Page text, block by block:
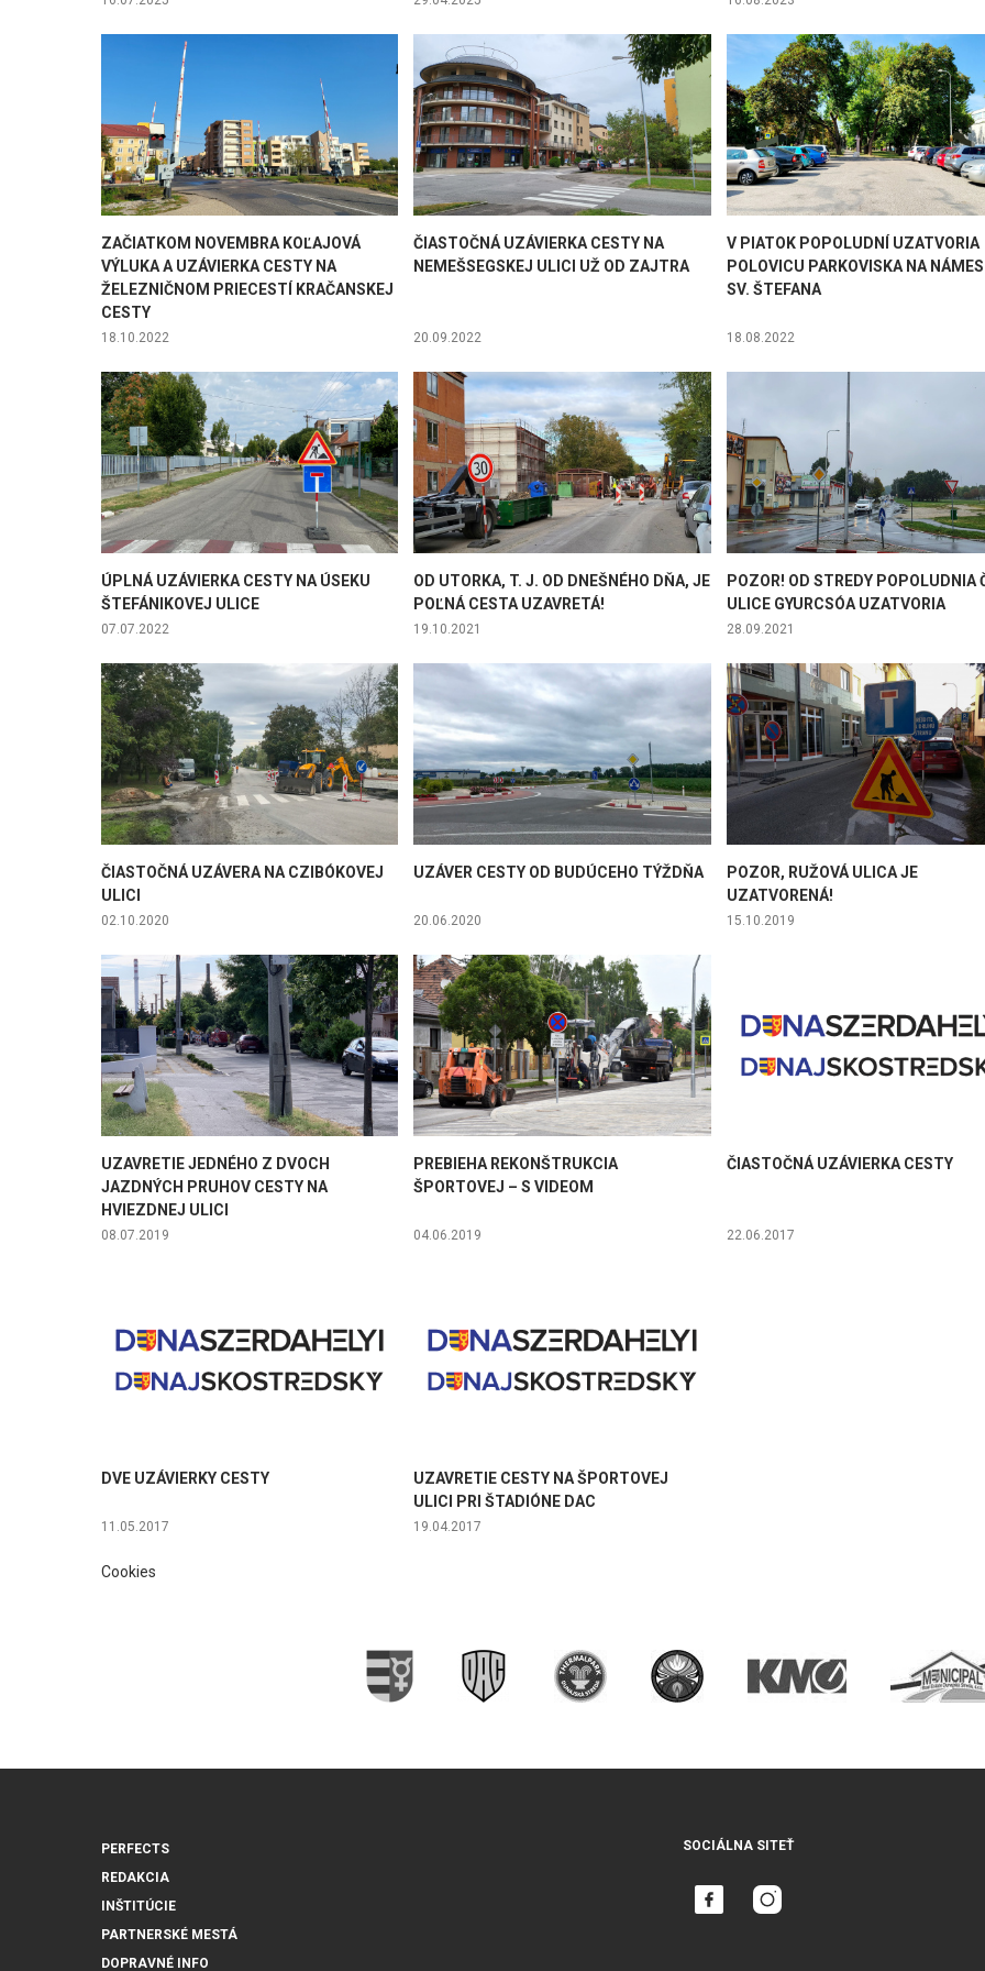
ZAČIATKOM NOVEMBRA KOĽAJOVÁ
VÝLUKA A UZÁVIERKA CESTY NA
ŽELEZNIČNOM PRIECESTÍ KRAČANSKEJ
CESTY
18.10.2022
ČIASTOČNÁ UZÁVIERKA CESTY NA
NEMEŠSEGSKEJ ULICI UŽ OD ZAJTRA
20.09.2022
V PIATOK POPOLUDNÍ UZATVORIA
POLOVICU PARKOVISKA NA
SV. ŠTEFANA
18.08.2022
ÚPLNÁ UZÁVIERKA CESTY NA ÚSEKU
ŠTEFÁNIKOVEJ ULICE
07.07.2022
OD UTORKA, T. J. OD DNEŠNÉHO DŇA, JE
POĽNÁ CESTA UZAVRETÁ!
19.10.2021
POZOR! OD STREDY POPOLUDNIA
ULICE GYURCSÓA UZATVORIA
28.09.2021
ČIASTOČNÁ UZÁVERA NA CZIBÓKOVEJ
ULICI
02.10.2020
UZÁVER CESTY OD BUDÚCEHO TÝŽDŇA
20.06.2020
POZOR, RUŽOVÁ ULICA JE
UZATVORENÁ!
15.10.2019
UZAVRETIE JEDNÉHO Z DVOCH
JAZDNÝCH PRUHOV CESTY NA
HVIEZDNEJ ULICI
08.07.2019
PREBIEHA REKONŠTRUKCIA
ŠPORTOVEJ – S VIDEOM
04.06.2019
ČIASTOČNÁ UZÁVIERKA CESTY
22.06.2017
DVE UZÁVIERKY CESTY
11.05.2017
UZAVRETIE CESTY NA ŠPORTOVEJ
ULICI PRI ŠTADIÓNE DAC
19.04.2017
Cookies
PERFECTS
REDAKCIA
INŠTITÚCIE
PARTNERSKÉ MESTÁ
DOPRAVNÉ INFO
SOCIÁLNA SITEŤ